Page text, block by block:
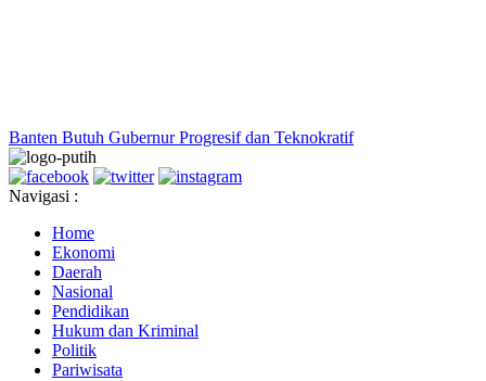
Banten Butuh Gubernur Progresif dan Teknokratif
Navigasi :
Home
Ekonomi
Daerah
Nasional
Pendidikan
Hukum dan Kriminal
Politik
Pariwisata